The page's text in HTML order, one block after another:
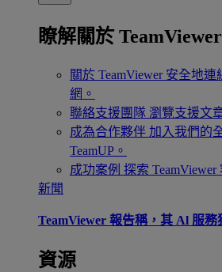
瞭解關於
關於 TeamViewer 安全地連
網。
聯絡支援團隊 瀏覽支援文
成為合作夥伴 加入我們的
TeamUP。
成功案例 探索
新聞
TeamViewer 報告稱，其 Al 服務
資源